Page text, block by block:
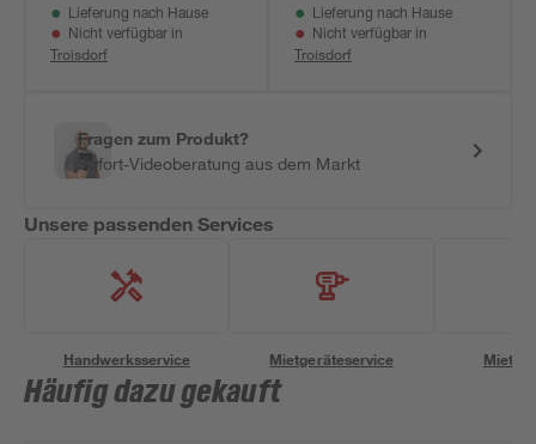
Lieferung nach Hause
Nicht verfügbar in
Troisdorf
Lieferung nach Hause
Nicht verfügbar in
Troisdorf
Fragen zum Produkt?
Sofort-Videoberatung aus dem Markt
Unsere passenden Services
Handwerksservice Mietgeräteservice
Häufig dazu gekauft